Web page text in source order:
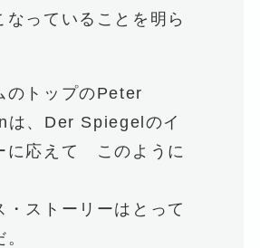
なっていることを明ら
のトップのPeter
は、Der Spiegelのイ
に応えて このように
・ストーリーはとって